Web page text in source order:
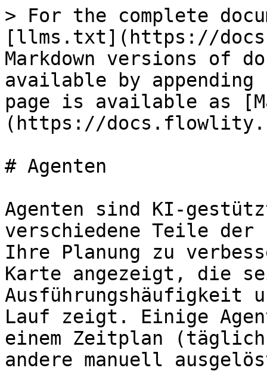
> For the complete
[llms.txt](https://
Markdown versions of
available by
page is available as
(https://
# Agenten
Agenten sind KI-
verschiedene Teile
Ihre Planung zu
Karte angezeigt, die
Ausführungshäufigkeit
Lauf zeigt. Einige
einem Zeitplan
andere manuell